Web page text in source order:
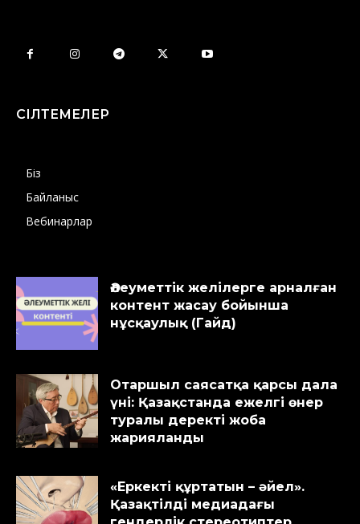
СІЛТЕМЕЛЕР
Біз
Байланыс
Вебинарлар
Әлеуметтік желілерге арналған
контент жасау бойынша
нұсқаулық (Гайд)
Отаршыл саясатқа қарсы дала
үні: Қазақстанда ежелгі өнер
туралы деректі жоба
жарияланды
«Еркекті құртатын – әйел».
Қазақтілді медиадағы